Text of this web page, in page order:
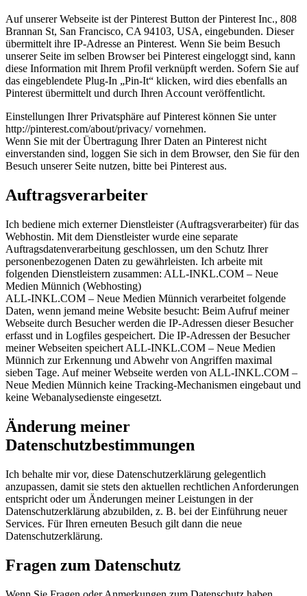
Auf unserer Webseite ist der Pinterest Button der Pinterest Inc., 808
Brannan St, San Francisco, CA 94103, USA, eingebunden. Dieser
übermittelt ihre IP-Adresse an Pinterest. Wenn Sie beim Besuch
unserer Seite im selben Browser bei Pinterest eingeloggt sind, kann
diese Information mit Ihrem Profil verknüpft werden. Sofern Sie auf
das eingeblendete Plug-In „Pin-It“ klicken, wird dies ebenfalls an
Pinterest übermittelt und durch Ihren Account veröffentlicht.
Einstellungen Ihrer Privatsphäre auf Pinterest können Sie unter
http://pinterest.com/about/privacy/ vornehmen.
Wenn Sie mit der Übertragung Ihrer Daten an Pinterest nicht
einverstanden sind, loggen Sie sich in dem Browser, den Sie für den
Besuch unserer Seite nutzen, bitte bei Pinterest aus.
Auftragsverarbeiter
Ich bediene mich externer Dienstleister (Auftragsverarbeiter) für das
Webhostin. Mit dem Dienstleister wurde eine separate
Auftragsdatenverarbeitung geschlossen, um den Schutz Ihrer
personenbezogenen Daten zu gewährleisten. Ich arbeite mit
folgenden Dienstleistern zusammen: ALL-INKL.COM – Neue
Medien Münnich (Webhosting)
ALL-INKL.COM – Neue Medien Münnich verarbeitet folgende
Daten, wenn jemand meine Website besucht: Beim Aufruf meiner
Webseite durch Besucher werden die IP-Adressen dieser Besucher
erfasst und in Logfiles gespeichert. Die IP-Adressen der Besucher
meiner Webseiten speichert ALL-INKL.COM – Neue Medien
Münnich zur Erkennung und Abwehr von Angriffen maximal
sieben Tage. Auf meiner Webseite werden von ALL-INKL.COM –
Neue Medien Münnich keine Tracking-Mechanismen eingebaut und
keine Webanalysedienste eingesetzt.
Änderung meiner
Datenschutzbestimmungen
Ich behalte mir vor, diese Datenschutzerklärung gelegentlich
anzupassen, damit sie stets den aktuellen rechtlichen Anforderungen
entspricht oder um Änderungen meiner Leistungen in der
Datenschutzerklärung abzubilden, z. B. bei der Einführung neuer
Services. Für Ihren erneuten Besuch gilt dann die neue
Datenschutzerklärung.
Fragen zum Datenschutz